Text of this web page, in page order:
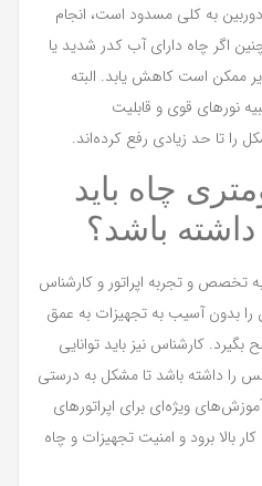
به کلی مسدود است، انجام
اگر چاه دارای آب کدر شدید یا
ممکن است کاهش یابد. البته
نورهای قوی و قابلیت
را تا حد زیادی رفع کرده‌اند.
چاه باید
باشد؟
تخصص و تجربه اپراتور و کارشناس
را بدون آسیب به تجهیزات به عمق
کارشناس نیز باید توانایی
را داشته باشد تا مشکل به درستی
ویژه‌ای برای اپراتورهای
بالا برود و امنیت تجهیزات و چاه